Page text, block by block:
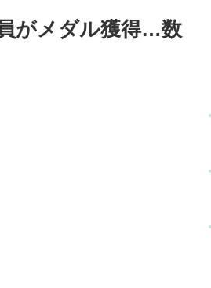
がメダル獲得…数